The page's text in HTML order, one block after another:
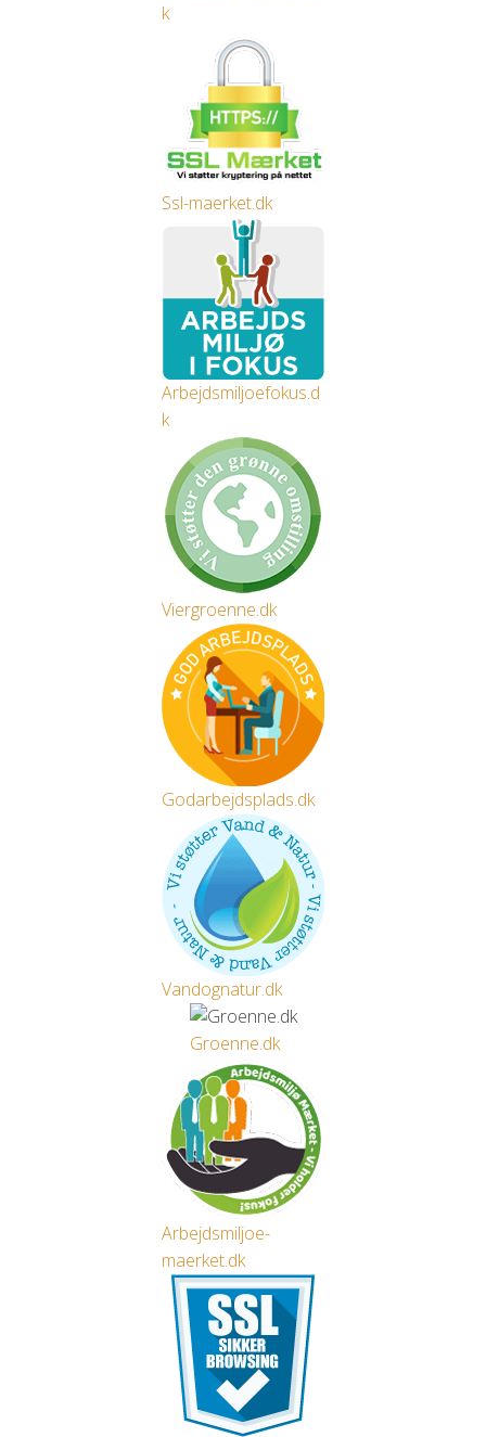
k
Ssl-maerket.dk
Arbejdsmiljoefokus.d
k
Viergroenne.dk
Godarbejdsplads.dk
Vandognatur.dk
Groenne.dk
Arbejdsmiljoe-
maerket.dk